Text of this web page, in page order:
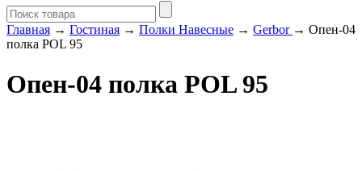
Главная → Гостиная → Полки Навесные → Gerbor → Опен-04
полка POL 95
Опен-04 полка POL 95